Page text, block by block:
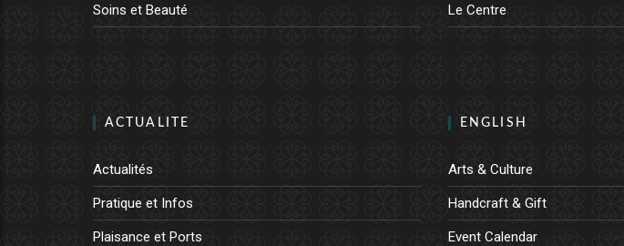
Soins et Beauté Le Centre
ACTUALITE
Actualités
Pratique et Infos
Plaisance et Ports
ENGLISH
Arts & Culture
Handcraft & Gift
Event Calendar